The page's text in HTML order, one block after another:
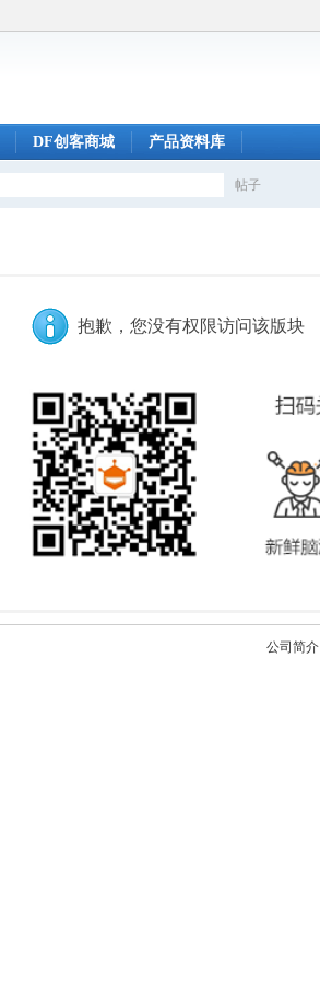
DF创客商城 产品资料库
帖子
抱歉，您没有权限访问该版块
公司简介